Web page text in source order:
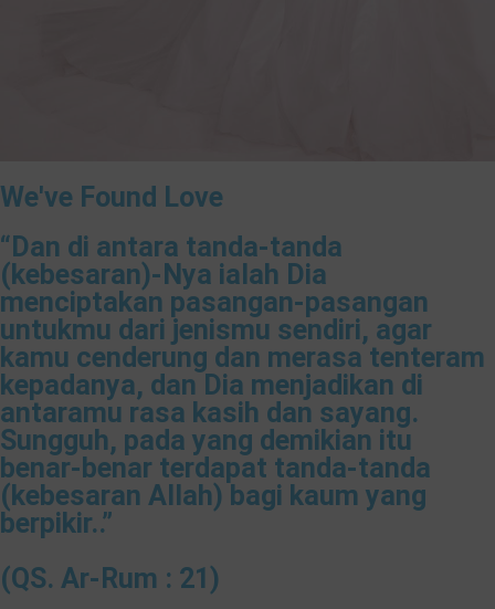
We've Found Love
“Dan di antara tanda-tanda
(kebesaran)-Nya ialah Dia
menciptakan pasangan-pasangan
untukmu dari jenismu sendiri, agar
kamu cenderung dan merasa tenteram
kepadanya, dan Dia menjadikan di
antaramu rasa kasih dan sayang.
Sungguh, pada yang demikian itu
benar-benar terdapat tanda-tanda
(kebesaran Allah) bagi kaum yang
berpikir..”
(QS. Ar-Rum : 21)